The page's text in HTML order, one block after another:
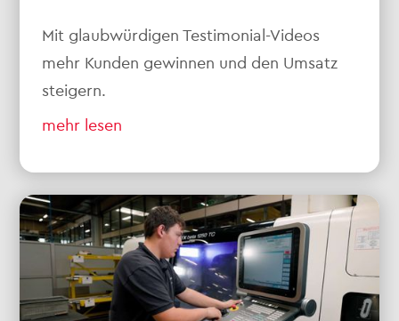
Mit glaubwürdigen Testimonial-Videos
mehr Kunden gewinnen und den Umsatz
steigern.
mehr lesen